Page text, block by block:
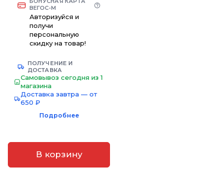
ВЕГОС-М
Авторизуйся и
получи
персональную
скидку на товар!
ПОЛУЧЕНИЕ И
ДОСТАВКА
Самовывоз сегодня из 1
магазина
Доставка завтра — от
650 ₽
Подробнее
В корзину